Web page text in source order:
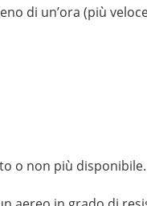
di un’ora (più
o non più disponibile.